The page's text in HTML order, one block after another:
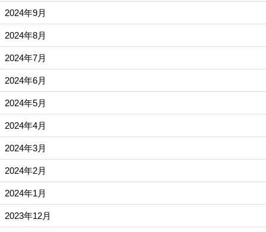
2024年9月
2024年8月
2024年7月
2024年6月
2024年5月
2024年4月
2024年3月
2024年2月
2024年1月
2023年12月